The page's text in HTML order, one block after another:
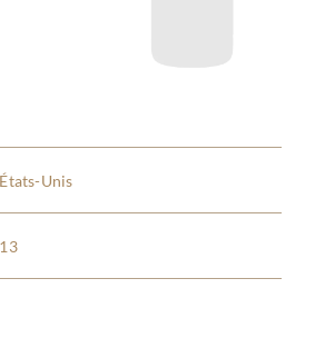
À
États-Unis
13